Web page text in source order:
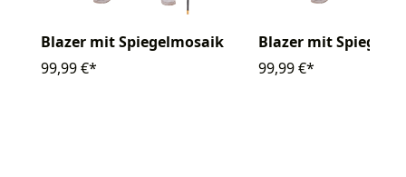
Blazer mit Spiegelmosaik
99,99 €*
Blazer mit
99,99 €*